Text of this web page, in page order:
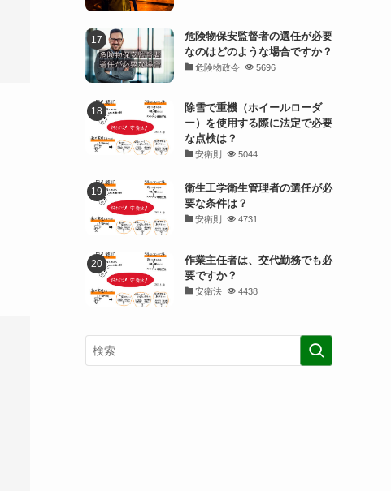
危険物保安監督者の選任が必要
なのはどのような場合ですか？
危険物政令 5696
除雪で重機（ホイールローダ
ー）を使用する際に法定で必要
な点検は？
安衛則 5044
衛生工学衛生管理者の選任が必
要な条件は？
安衛則 4731
作業主任者は、交代勤務でも必
要ですか？
安衛法 4438